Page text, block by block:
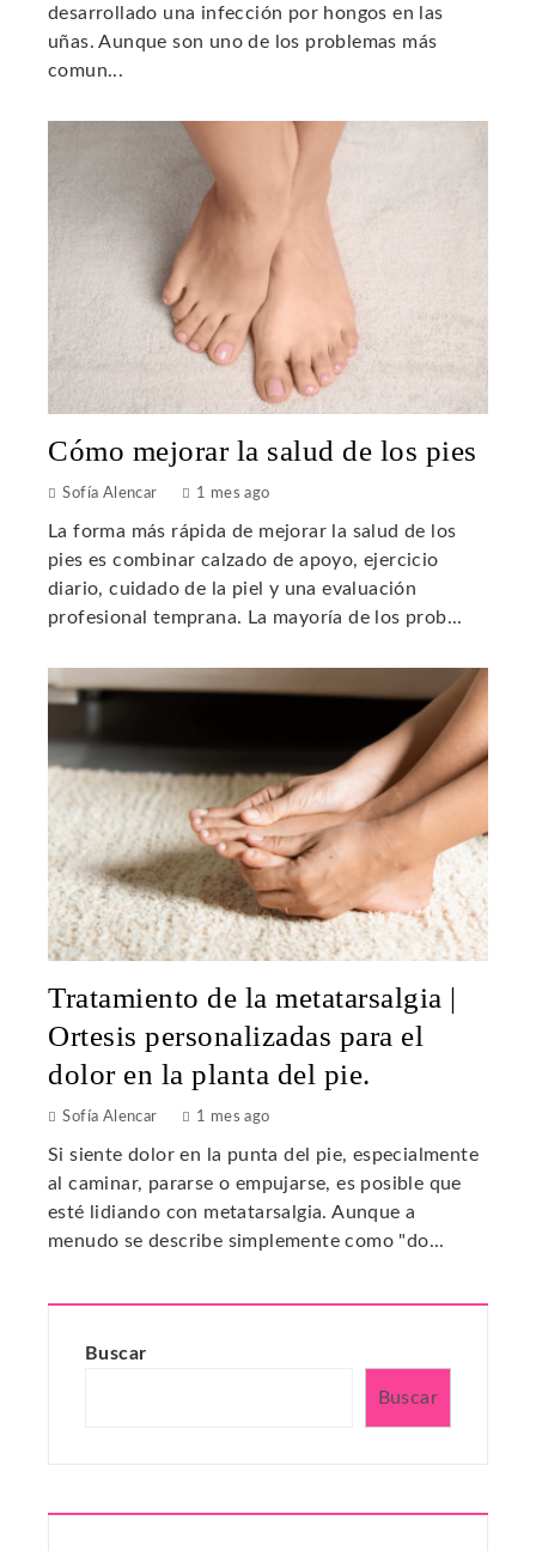
desarrollado una infección por hongos en las
uñas. Aunque son uno de los problemas más
comun...
Cómo mejorar la salud de los pies
Sofía Alencar 1 mes ago
La forma más rápida de mejorar la salud de los
pies es combinar calzado de apoyo, ejercicio
diario, cuidado de la piel y una evaluación
profesional temprana. La mayoría de los prob...
Tratamiento de la metatarsalgia |
Ortesis personalizadas para el
dolor en la planta del pie.
Sofía Alencar 1 mes ago
Si siente dolor en la punta del pie, especialmente
al caminar, pararse o empujarse, es posible que
esté lidiando con metatarsalgia. Aunque a
menudo se describe simplemente como "do...
Buscar
Buscar